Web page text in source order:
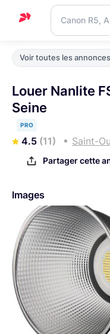
Accueil
Blog
Nous
Voir toutes les
Louer Nanlite
Seine
PRO
4.5 (11) Saint-
Partager cette
Images